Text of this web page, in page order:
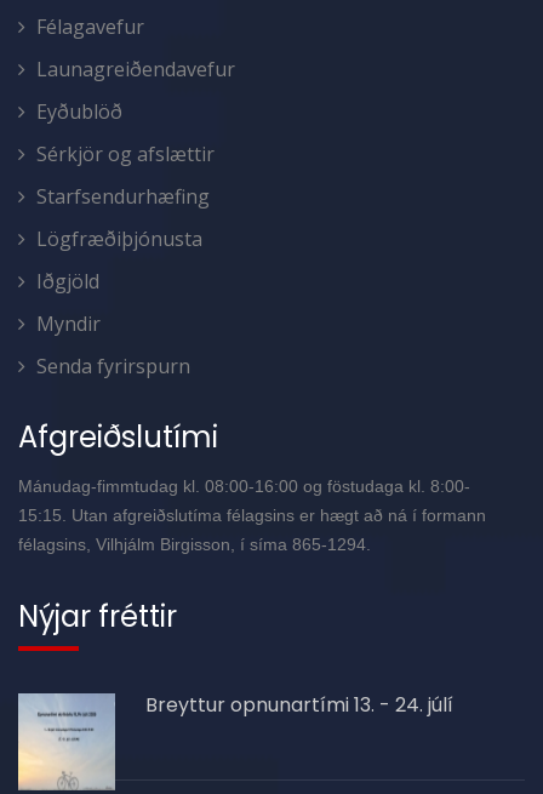
Félagavefur
Launagreiðendavefur
Eyðublöð
Sérkjör og afslættir
Starfsendurhæfing
Lögfræðiþjónusta
Iðgjöld
Myndir
Senda fyrirspurn
Afgreiðslutími
Mánudag-fimmtudag kl. 08:00-16:00 og föstudaga kl. 8:00-
15:15. Utan afgreiðslutíma félagsins er hægt að ná í formann
félagsins, Vilhjálm Birgisson, í síma 865-1294.
Nýjar fréttir
Breyttur opnunartími 13. - 24. júlí